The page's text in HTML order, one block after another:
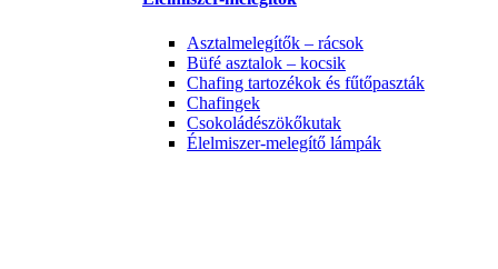
Asztalmelegítők – rácsok
Büfé asztalok – kocsik
Chafing tartozékok és fűtőpaszták
Chafingek
Csokoládészökőkutak
Élelmiszer-melegítő lámpák